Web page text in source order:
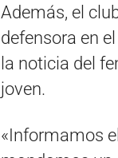
Además, el
defensora en
la noticia del
joven.
«Informamos